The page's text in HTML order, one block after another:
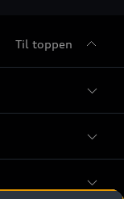
Til toppen